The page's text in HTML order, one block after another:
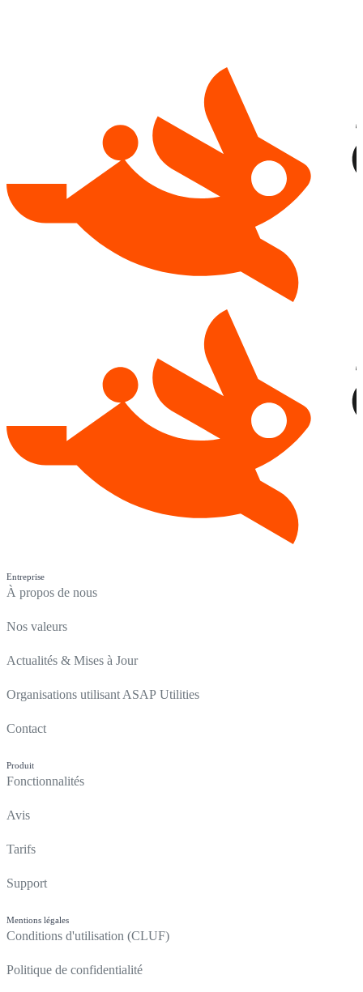
Entreprise
À propos de nous
Nos valeurs
Actualités & Mises à Jour
Organisations utilisant ASAP Utilities
Contact
Produit
Fonctionnalités
Avis
Tarifs
Support
Mentions légales
Conditions d'utilisation (CLUF)
Politique de confidentialité